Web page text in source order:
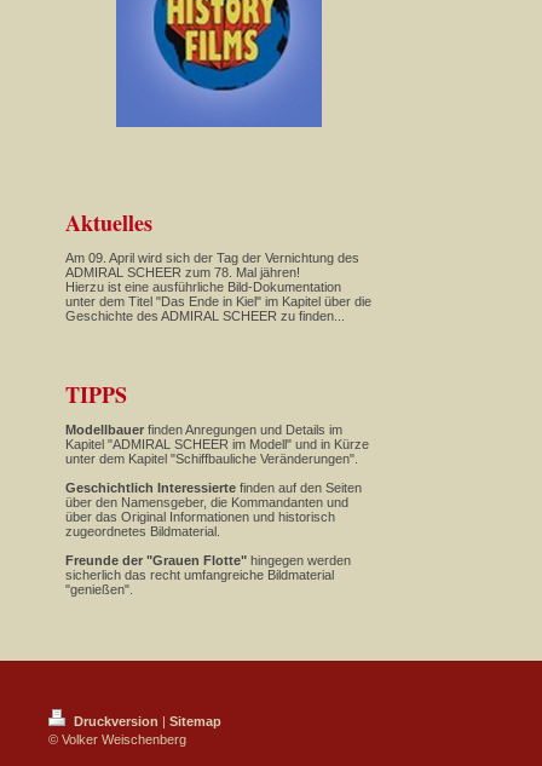
Aktuelles
Am 09. April wird sich der Tag der Vernichtung des
ADMIRAL SCHEER zum 78. Mal jähren!
Hierzu ist eine ausführliche Bild-Dokumentation
unter dem Titel "Das Ende in Kiel" im Kapitel über die
Geschichte des ADMIRAL SCHEER zu finden...
TIPPS
Modellbauer finden Anregungen und Details im
Kapitel "ADMIRAL SCHEER im Modell" und in Kürze
unter dem Kapitel "Schiffbauliche Veränderungen".
Geschichtlich Interessierte finden auf den Seiten
über den Namensgeber, die Kommandanten und
über das Original Informationen und historisch
zugeordnetes Bildmaterial.
Freunde der "Grauen Flotte" hingegen werden
sicherlich das recht umfangreiche Bildmaterial
"genießen".
Druckversion | Sitemap
© Volker Weischenberg